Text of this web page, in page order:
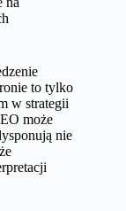
to tylko
w strategii
może
nie